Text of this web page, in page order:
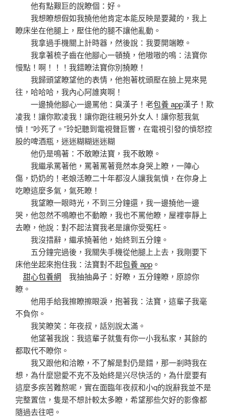
他有點艱巨的說瞭個：好。
我想瞭想假如我撓他他肯定本能反映是要藏的，我上
瞭床坐在他腿上，壓住他的腿不讓他亂動。
我拿過手機關上計時器，然後說：我要開端瞭。
我拿著梳子齒在他腳心一頓撓，他嗷嗷的鳴：法寶你
慢點！啊！！！我錯瞭法寶你別撓瞭！
我歸頭望瞭望他的表情，他抱著枕頭壓在臉上晃來晃
往，哈哈哈，我內心阿誰爽啊！
一邊撓他腳心一邊罵他：臭漢子！老包養 app漢子！欺
凌我！讓你欺凌我！讓你跑往親另外女人！讓你惹我氣
憤！“吵死了。”玲妃聽到電視聲巨響，在電視引發的憤怒控
股的啤酒瓶，迷迷糊糊迷迷糊
他仍是鳴著：不敢瞭法寶，我不敢瞭。
我繼承罵著他，罵著罵著竟然本身哭上瞭，一陣心
傷，奶奶的！老娘活瞭二十年都沒人讓我氣憤，在你身上
吃瞭這麼多氣，氣死瞭！
我望瞭一眼時光，不到三分鐘還，我一邊撓他一邊
哭，他忽然不鳴瞭也不動瞭，我也不罵他瞭，屋裡寧靜上
去瞭，他說：對不起法寶我老是讓你受冤枉。
我沒措辭，繼承撓著他，始終到五分鐘。
五分鐘完過後，我關失手機從他腿上上去，我剛要下
床他坐起來抱住我：法寶對不起包養 app 。
甜心包養網 我抽抽鼻子：好瞭，五分鐘瞭，原諒你
瞭。
他用手給我擦瞭擦眼淚，抱著我：法寶，這輩子我毫
不負你。
我笑瞭笑：年夜叔，話別說太滿。
他望著我說：我這輩子就隻有你一小我私家，其餘的
都取代不瞭你。
我又跟他和洽瞭，不了解是對仍是錯，那一剎時我在
想，為什麼戀愛不克不及始終是兴尽快活的，為什麼要有
這麼多疾苦難熬呢，實在面臨年夜叔和小q的說辭我並不是
完整置信，隻是不想計較太多瞭，希望那些欠好的影像都
隨過去往吧。